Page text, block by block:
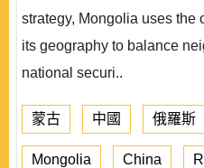
strategy, Mongolia uses the
its geography to balance
national securi..
蒙古 中國 俄羅斯
Mongolia China